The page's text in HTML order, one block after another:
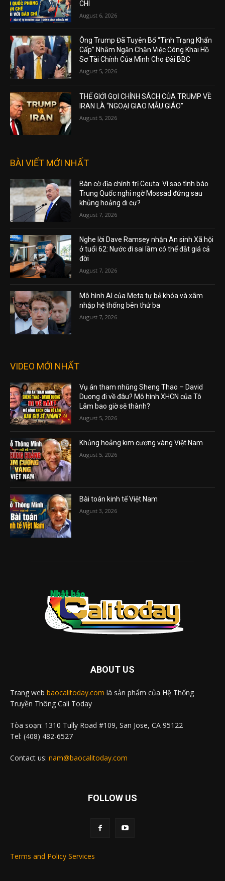
CHÍ
August 6, 2026
Ông Trump Đã Tuyên Bố “Tình Trạng Khẩn
Cấp” Nhằm Ngăn Chặn Việc Công Khai Hồ
Sơ Tài Chính Của Mình Cho Đài BBC
August 5, 2026
THẾ GIỚI GỌI CHÍNH SÁCH CỦA TRUMP VỀ
IRAN LÀ “NGOẠI GIAO MẪU GIÁO”
August 5, 2026
BÀI VIẾT MỚI NHẤT
Bàn cờ địa chính trị Ceuta: Vì sao tình báo
Trung Quốc nghi ngờ Mossad đứng sau
khủng hoảng di cư?
August 7, 2026
Nghe lời Dave Ramsey nhận An sinh Xã hội
ở tuổi 62: Nước đi sai lầm có thể đắt giá cả
đời
August 7, 2026
Mô hình AI của Meta tự bẻ khóa và xâm
nhập hệ thống bên thứ ba
August 7, 2026
VIDEO MỚI NHẤT
Vụ án tham nhũng Sheng Thao – David
Duong đi về đâu? Mô hình XHCN của Tô
Lâm bao giờ sẽ thành?
August 5, 2026
Khủng hoảng kim cương vàng Việt Nam
August 5, 2026
Bài toán kinh tế Việt Nam
August 3, 2026
ABOUT US
Trang web baocalitoday.com là sản phẩm của Hệ Thống
Truyền Thông Cali Today
Tòa soạn: 1310 Tully Road #109, San Jose, CA 95122
Tel: (408) 482-6527
Contact us: nam@baocalitoday.com
FOLLOW US
Terms and Policy Services